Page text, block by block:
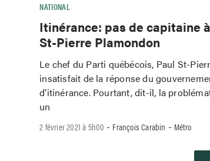
NATIONAL
Itinérance: pas de capitaine
St-Pierre Plamondon
Le chef du Parti québécois, Paul St-
insatisfait de la réponse du
d’itinérance. Pourtant, dit-il, la
un
2 février 2021 à 5h00 - François Carabin - Métro